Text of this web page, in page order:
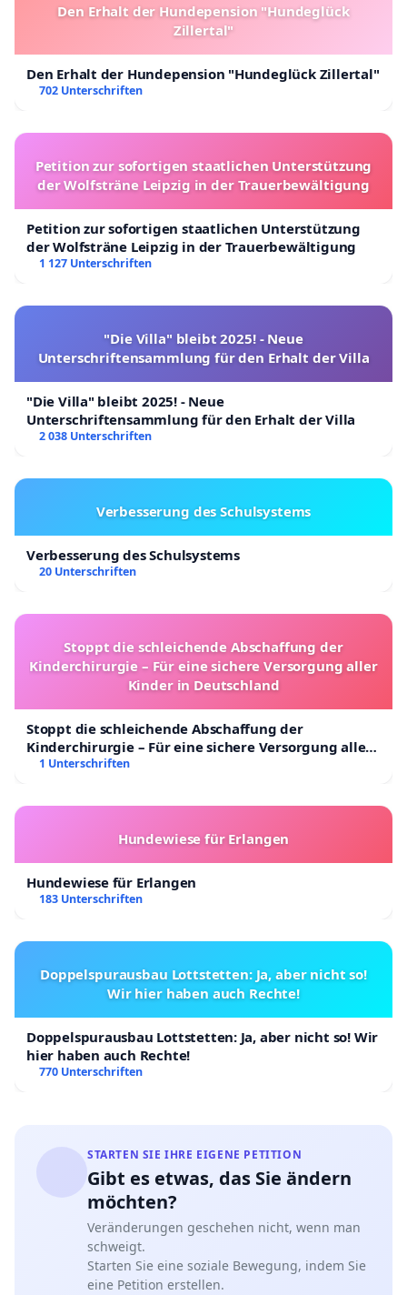
Den Erhalt der Hundepension "Hundeglück
Zillertal"
Den Erhalt der Hundepension "Hundeglück Zillertal"
702 Unterschriften
Petition zur sofortigen staatlichen Unterstützung
der Wolfsträne Leipzig in der Trauerbewältigung
Petition zur sofortigen staatlichen Unterstützung
der Wolfsträne Leipzig in der Trauerbewältigung
1 127 Unterschriften
"Die Villa" bleibt 2025! - Neue
Unterschriftensammlung für den Erhalt der Villa
"Die Villa" bleibt 2025! - Neue
Unterschriftensammlung für den Erhalt der Villa
2 038 Unterschriften
Verbesserung des Schulsystems
Verbesserung des Schulsystems
20 Unterschriften
Stoppt die schleichende Abschaffung der
Kinderchirurgie – Für eine sichere Versorgung aller
Kinder in Deutschland
Stoppt die schleichende Abschaffung der
Kinderchirurgie – Für eine sichere Versorgung aller
Kinder in Deutschland
1 Unterschriften
Hundewiese für Erlangen
Hundewiese für Erlangen
183 Unterschriften
Doppelspurausbau Lottstetten: Ja, aber nicht so!
Wir hier haben auch Rechte!
Doppelspurausbau Lottstetten: Ja, aber nicht so! Wir
hier haben auch Rechte!
770 Unterschriften
STARTEN SIE IHRE EIGENE PETITION
Gibt es etwas, das Sie ändern
möchten?
Veränderungen geschehen nicht, wenn man
schweigt.
Starten Sie eine soziale Bewegung, indem Sie
eine Petition erstellen.